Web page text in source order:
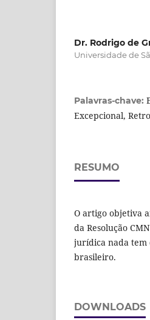
Dr. Rodrigo de
Universidade de
Palavras-chave:
Excepcional,
RESUMO
O artigo objetiva
da Resolução
jurídica nada tem
brasileiro.
DOWNLOADS